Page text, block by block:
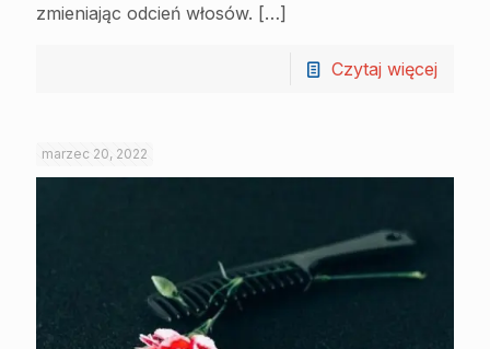
zmieniając odcień włosów. […]
Czytaj więcej
marzec 20, 2022